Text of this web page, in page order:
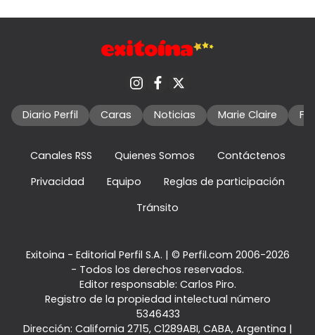
Diario Perfil Caras Noticias Marie Claire
Canales RSS Quienes Somos
Contáctenos
Privacidad
Equipo
Reglas de participación
Tránsito
Exitoina - Editorial Perfil S.A. | © Perfil.com 2006-2026
- Todos los derechos reservados.
Editor responsable: Carlos Piro.
Registro de la propiedad intelectual número
5346433
Dirección: California 2715, C1289ABI, CABA, Argentina |